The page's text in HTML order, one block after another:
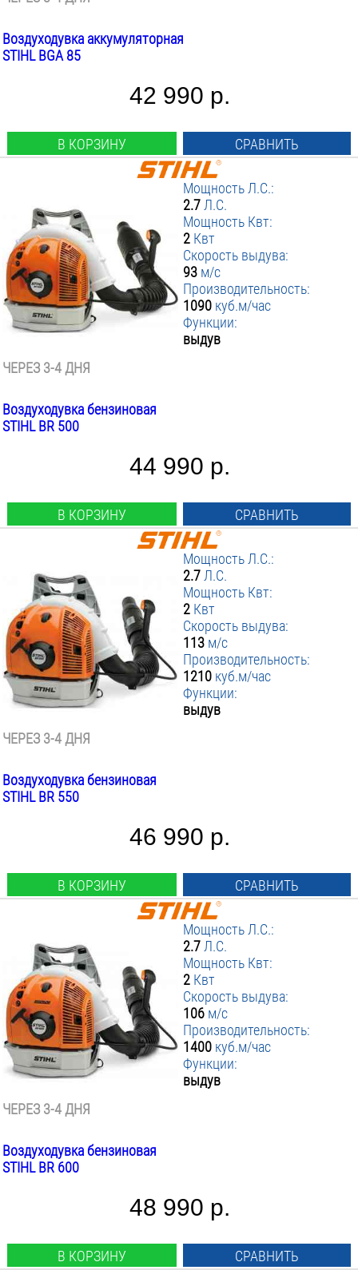
Воздуходувка аккумуляторная
STIHL BGA 85
42 990 р.
В КОРЗИНУ СРАВНИТЬ
Мощность Л.С.:
2.7 Л.С.
Мощность Квт:
2 Квт
Скорость выдува:
93 м/с
Производительность:
1090 куб.м/час
Функции:
выдув
ЧЕРЕЗ 3-4 ДНЯ
Воздуходувка бензиновая
STIHL BR 500
44 990 р.
В КОРЗИНУ СРАВНИТЬ
Мощность Л.С.:
2.7 Л.С.
Мощность Квт:
2 Квт
Скорость выдува:
113 м/с
Производительность:
1210 куб.м/час
Функции:
выдув
ЧЕРЕЗ 3-4 ДНЯ
Воздуходувка бензиновая
STIHL BR 550
46 990 р.
В КОРЗИНУ СРАВНИТЬ
Мощность Л.С.:
2.7 Л.С.
Мощность Квт:
2 Квт
Скорость выдува:
106 м/с
Производительность:
1400 куб.м/час
Функции:
выдув
ЧЕРЕЗ 3-4 ДНЯ
Воздуходувка бензиновая
STIHL BR 600
48 990 р.
В КОРЗИНУ СРАВНИТЬ